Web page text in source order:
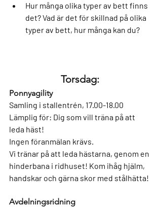
Hur många olika typer av bett finns
det? Vad är det för skillnad på olika
typer av bett, hur många kan du?
Torsdag:
Ponnyagility
Samling i stallentrén, 17.00-18.00
Lämplig för: Dig som vill träna på att
leda häst!
Ingen föranmälan krävs.
Vi tränar på att leda hästarna, genom en
hinderbana i ridhuset! Kom ihåg hjälm,
handskar och gärna skor med stålhätta!
Avdelningsridning